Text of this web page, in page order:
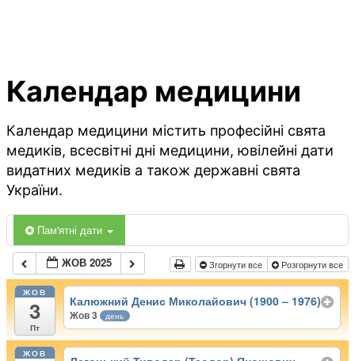
Календар медицини
Календар медицини містить професійні свята
медиків, всесвітні дні медицини, ювілейні дати
видатних медиків а також державні свята
України.
Пам'ятні дати
ЖОВ 2025 Згорнути все Розгорнути все
ЖОВ
3
Пт
Калюжний Денис Миколайович (1900 – 1976)
Жов 3 день
ЖОВ